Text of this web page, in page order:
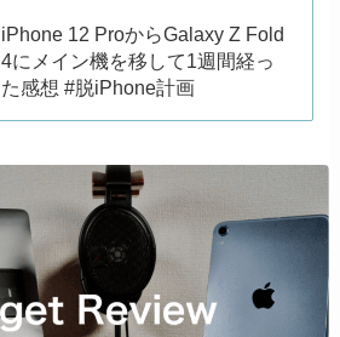
iPhone 12 ProからGalaxy Z Fold
4にメイン機を移して1週間経っ
た感想 #脱iPhone計画